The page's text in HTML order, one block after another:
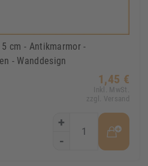
cm - Antikmarmor -
- Wanddesign
1,45 €
Inkl. MwSt.
zzgl. Versand
+
-